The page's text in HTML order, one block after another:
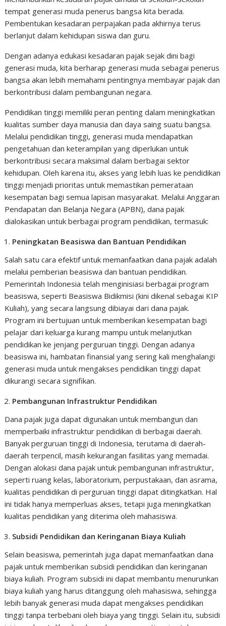
tempat generasi muda penerus bangsa kita berada.
Pembentukan kesadaran perpajakan pada akhirnya terus
berlanjut dalam kehidupan siswa dan guru.
Dengan adanya edukasi kesadaran pajak sejak dini bagi
generasi muda, kita berharap generasi muda sebagai penerus
bangsa akan lebih memahami pentingnya membayar pajak dan
berkontribusi dalam pembangunan negara.
Pendidikan tinggi memiliki peran penting dalam meningkatkan
kualitas sumber daya manusia dan daya saing suatu bangsa.
Melalui pendidikan tinggi, generasi muda mendapatkan
pengetahuan dan keterampilan yang diperlukan untuk
berkontribusi secara maksimal dalam berbagai sektor
kehidupan. Oleh karena itu, akses yang lebih luas ke pendidikan
tinggi menjadi prioritas untuk memastikan pemerataan
kesempatan bagi semua lapisan masyarakat. Melalui Anggaran
Pendapatan dan Belanja Negara (APBN), dana pajak
dialokasikan untuk berbagai program pendidikan, termasuk:
Peningkatan Beasiswa dan Bantuan Pendidikan
Salah satu cara efektif untuk memanfaatkan dana pajak adalah
melalui pemberian beasiswa dan bantuan pendidikan.
Pemerintah Indonesia telah menginisiasi berbagai program
beasiswa, seperti Beasiswa Bidikmisi (kini dikenal sebagai KIP
Kuliah), yang secara langsung dibiayai dari dana pajak.
Program ini bertujuan untuk memberikan kesempatan bagi
pelajar dari keluarga kurang mampu untuk melanjutkan
pendidikan ke jenjang perguruan tinggi. Dengan adanya
beasiswa ini, hambatan finansial yang sering kali menghalangi
generasi muda untuk mengakses pendidikan tinggi dapat
dikurangi secara signifikan.
Pembangunan Infrastruktur Pendidikan
Dana pajak juga dapat digunakan untuk membangun dan
memperbaiki infrastruktur pendidikan di berbagai daerah.
Banyak perguruan tinggi di Indonesia, terutama di daerah-
daerah terpencil, masih kekurangan fasilitas yang memadai.
Dengan alokasi dana pajak untuk pembangunan infrastruktur,
seperti ruang kelas, laboratorium, perpustakaan, dan asrama,
kualitas pendidikan di perguruan tinggi dapat ditingkatkan. Hal
ini tidak hanya memperluas akses, tetapi juga meningkatkan
kualitas pendidikan yang diterima oleh mahasiswa.
Subsidi Pendidikan dan Keringanan Biaya Kuliah
Selain beasiswa, pemerintah juga dapat memanfaatkan dana
pajak untuk memberikan subsidi pendidikan dan keringanan
biaya kuliah. Program subsidi ini dapat membantu menurunkan
biaya kuliah yang harus ditanggung oleh mahasiswa, sehingga
lebih banyak generasi muda dapat mengakses pendidikan
tinggi tanpa terbebani oleh biaya yang tinggi. Selain itu, subsidi